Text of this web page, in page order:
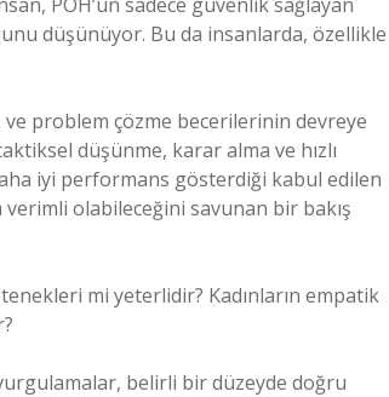
düşünüyor. Bu da insanlarda, özellikle
problem çözme becerilerinin devreye
düşünme, karar alma ve hızlı
iyi performans gösterdiği kabul edilen
olabileceğini savunan bir bakış
mi yeterlidir? Kadınların empatik
belirli bir düzeyde doğru